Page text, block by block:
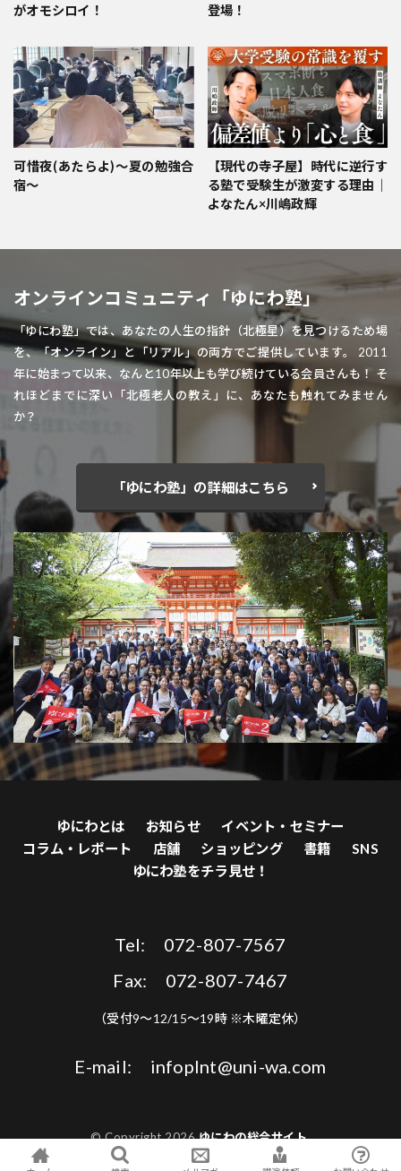
がオモシロイ！
登場！
可惜夜(あたらよ)〜夏の勉強合
宿〜
【現代の寺子屋】時代に逆行す
る塾で受験生が激変する理由｜
よなたん×川嶋政輝
オンラインコミュニティ「ゆにわ塾」
「ゆにわ塾」では、あなたの人生の指針（北極星）を見つけるため場
を、「オンライン」と「リアル」の両方でご提供しています。 2011
年に始まって以来、なんと10年以上も学び続けている会員さんも！ そ
れほどまでに深い「北極老人の教え」に、あなたも触れてみません
か？
「ゆにわ塾」の詳細はこちら
ゆにわとは お知らせ
イベント・セミナー
コラム・レポート
店舗 ショッピング 書籍
SNS
ゆにわ塾をチラ見せ！
Tel: 072-807-7567
Fax: 072-807-7467
（受付9〜12/15〜19時 ※木曜定休）
E-mail: infoplnt@uni-wa.com
© Copyright 2026ゆにわの総合サイト.